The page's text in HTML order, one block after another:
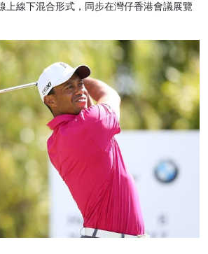
上線下混合形式，同步在灣仔香港會議展覽